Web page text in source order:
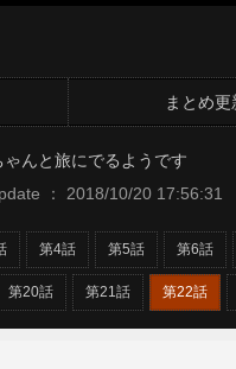
まとめ更
んと旅にでるようです
： 2018/10/20 17:56:31
第4話 第5話 第6話
第20話 第21話 第22話